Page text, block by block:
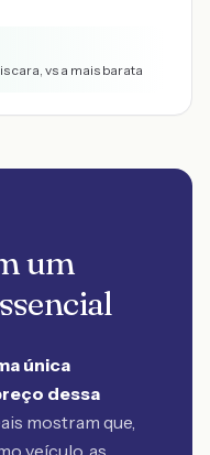
cara, vs a mais barata
um
única
dessa
mostram que,
veículo, as